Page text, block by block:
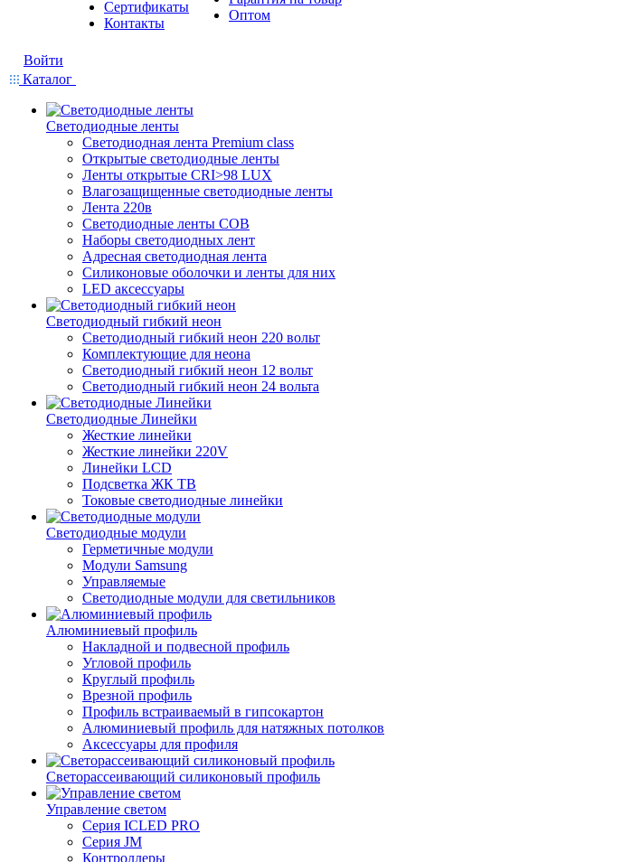
Сертификаты
Контакты
Оптом
Войти
Каталог
Светодиодные ленты
Светодиодная лента Premium class
Открытые светодиодные ленты
Ленты открытые CRI>98 LUX
Влагозащищенные светодиодные ленты
Лента 220в
Светодиодные ленты COB
Наборы светодиодных лент
Адресная светодиодная лента
Силиконовые оболочки и ленты для них
LED аксессуары
Светодиодный гибкий неон
Светодиодный гибкий неон 220 вольт
Комплектующие для неона
Светодиодный гибкий неон 12 вольт
Светодиодный гибкий неон 24 вольта
Светодиодные Линейки
Жесткие линейки
Жесткие линейки 220V
Линейки LCD
Подсветка ЖК ТВ
Токовые светодиодные линейки
Светодиодные модули
Герметичные модули
Модули Samsung
Управляемые
Светодиодные модули для светильников
Алюминиевый профиль
Накладной и подвесной профиль
Угловой профиль
Круглый профиль
Врезной профиль
Профиль встраиваемый в гипсокартон
Алюминиевый профиль для натяжных потолков
Аксессуары для профиля
Светорассеивающий силиконовый профиль
Управление светом
Серия ICLED PRO
Серия JM
Контроллеры